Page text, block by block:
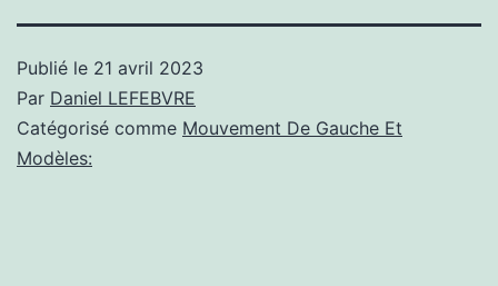
Publié le 21 avril 2023
Par Daniel LEFEBVRE
Catégorisé comme Mouvement De Gauche Et
Modèles: